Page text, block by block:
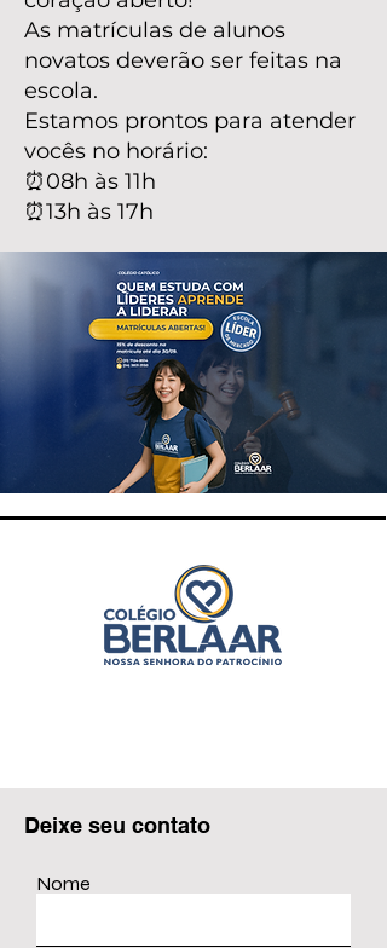
As matrículas de alunos
novatos deverão ser feitas na
escola.
Estamos prontos para atender
vocês no horário:
⏰08h às 11h
⏰13h às 17h
Deixe seu contato
Nome